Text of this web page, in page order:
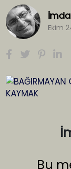
Ekim
Bu